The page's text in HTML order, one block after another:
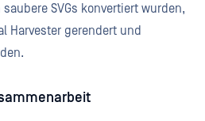
SVGs konvertiert wurden,
Harvester gerendert und